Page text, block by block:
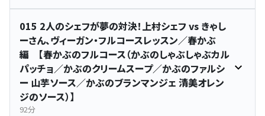
015 2人のシェフが夢の対決！上村シェフ vs きゃし
ーさん、ヴィーガン・フルコースレッスン／春かぶ
編 【春かぶのフルコース（かぶのしゃぶしゃぶカル
パッチョ／かぶのクリームスープ／かぶのファルシ
ー 山芋ソース／かぶのブランマンジェ 清美オレン
ジのソース）】
92分